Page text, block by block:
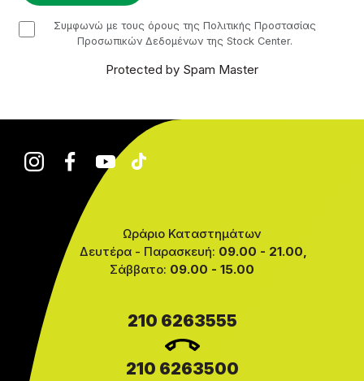
checkbox
Συμφωνώ με τους όρους της Πολιτικής Προστασίας
Προσωπικών Δεδομένων της Stock Center.
Protected by Spam Master
Ωράριο Καταστημάτων
Δευτέρα - Παρασκευή: 09.00 - 21.00,
Σάββατο: 09.00 - 15.00
210 6263555
210 6263500